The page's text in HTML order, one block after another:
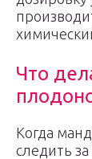
Что
Когда
следить